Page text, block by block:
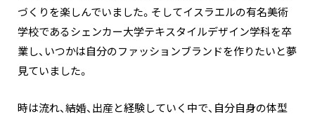
づくりを楽しんでいました。そしてイスラエルの有名美術
学校であるシェンカー大学テキスタイルデザイン学科を卒
業し、いつかは自分のファッションブランドを作りたいと夢
見ていました。
時は流れ、結婚、出産と経験していく中で、自分自身の体型